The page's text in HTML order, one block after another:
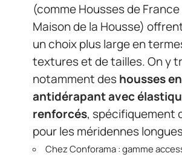
(comme Housses de France
Maison de la Housse)
un choix plus large en
textures et de tailles. On y
notamment deshousses
antidérapant avec
renforcés, spécifiquement
pour les méridennes
Chez Conforama : gamme